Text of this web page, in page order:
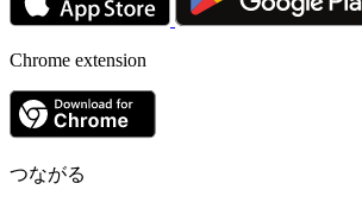
Chrome extension
つながる